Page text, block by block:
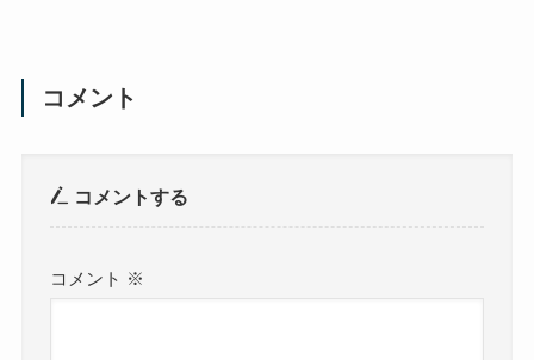
コメント
コメントする
コメント ※